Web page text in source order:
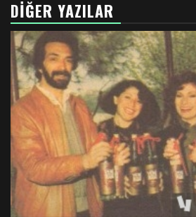
DIĞER YAZILAR